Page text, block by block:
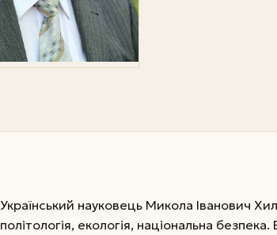
Український науковець Микола Іванович
політологія, екологія, національна